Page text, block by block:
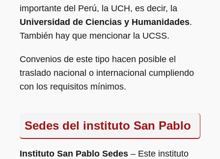
importante del Perú, la UCH, es decir, la
Universidad de Ciencias y Humanidades.
También hay que mencionar la UCSS.
Convenios de este tipo hacen posible el
traslado nacional o internacional cumpliendo
con los requisitos mínimos.
Sedes del instituto San Pablo
Instituto San Pablo Sedes – Este instituto